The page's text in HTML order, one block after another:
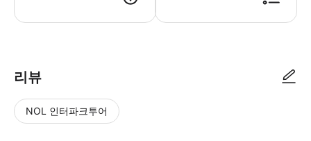
리뷰
NOL 인터파크투어